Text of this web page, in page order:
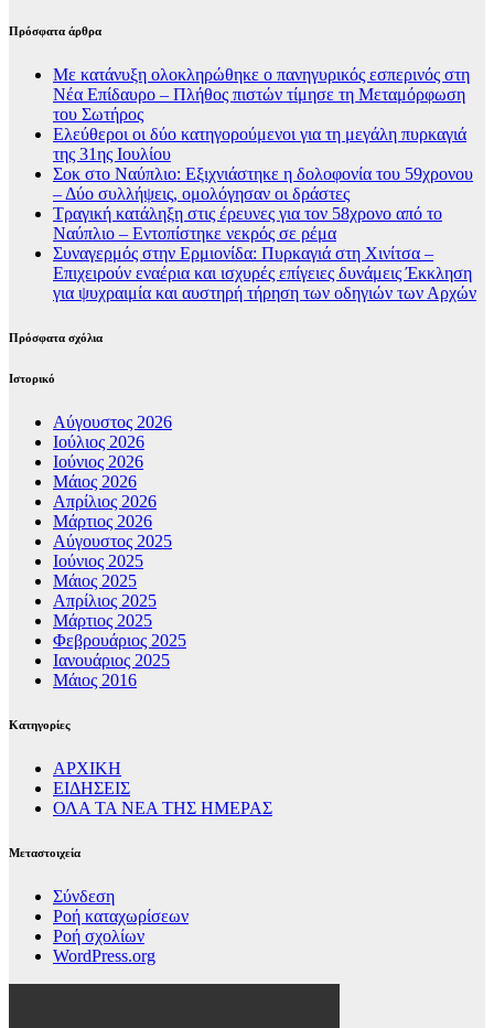
Πρόσφατα άρθρα
Με κατάνυξη ολοκληρώθηκε ο πανηγυρικός εσπερινός στη
Νέα Επίδαυρο – Πλήθος πιστών τίμησε τη Μεταμόρφωση
του Σωτήρος
Ελεύθεροι οι δύο κατηγορούμενοι για τη μεγάλη πυρκαγιά
της 31ης Ιουλίου
Σοκ στο Ναύπλιο: Εξιχνιάστηκε η δολοφονία του 59χρονου
– Δύο συλλήψεις, ομολόγησαν οι δράστες
Τραγική κατάληξη στις έρευνες για τον 58χρονο από το
Ναύπλιο – Εντοπίστηκε νεκρός σε ρέμα
Συναγερμός στην Ερμιονίδα: Πυρκαγιά στη Χινίτσα –
Επιχειρούν εναέρια και ισχυρές επίγειες δυνάμεις Έκκληση
για ψυχραιμία και αυστηρή τήρηση των οδηγιών των Αρχών
Πρόσφατα σχόλια
Ιστορικό
Αύγουστος 2026
Ιούλιος 2026
Ιούνιος 2026
Μάιος 2026
Απρίλιος 2026
Μάρτιος 2026
Αύγουστος 2025
Ιούνιος 2025
Μάιος 2025
Απρίλιος 2025
Μάρτιος 2025
Φεβρουάριος 2025
Ιανουάριος 2025
Μάιος 2016
Kατηγορίες
ΑΡΧΙΚΗ
ΕΙΔΗΣΕΙΣ
ΟΛΑ ΤΑ ΝΕΑ ΤΗΣ ΗΜΕΡΑΣ
Μεταστοιχεία
Σύνδεση
Ροή καταχωρίσεων
Ροή σχολίων
WordPress.org